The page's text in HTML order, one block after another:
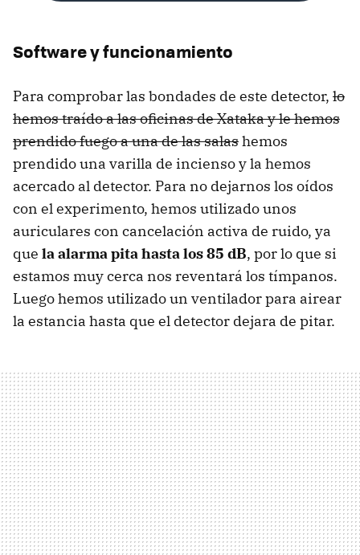
Software y funcionamiento
Para comprobar las bondades de este detector, lo
hemos traído a las oficinas de Xataka y le hemos
prendido fuego a una de las salashemos
prendido una varilla de incienso y la hemos
acercado al detector. Para no dejarnos los oídos
con el experimento, hemos utilizado unos
auriculares con cancelación activa de ruido, ya
que la alarma pita hasta los 85 dB, por lo que si
estamos muy cerca nos reventará los tímpanos.
Luego hemos utilizado un ventilador para airear
la estancia hasta que el detector dejara de pitar.